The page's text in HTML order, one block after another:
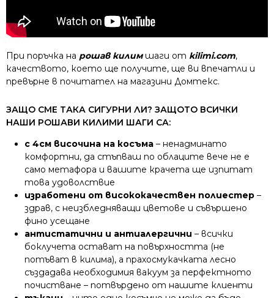
При поръчка на рошав килимшаги от kilimi.com,
качеството, което ще получите, ще ви впечатли и
превърне в почитател на магазини Домтекс.
ЗАЩО СМЕ ТАКА СИГУРНИ ЛИ? ЗАЩОТО ВСИЧКИ
НАШИ РОШАВИ КИЛИМИ ШАГИ СА:
с 4см височина на косъма – ненадминато
комфортни, да стъпваш по облаците вече не е
само метафора и вашите крачета ще изпитат
това удоволствие
изработени от висококачествен полиестер –
здрав, с неизбледняващи цветове и съвършено
фино усещане
антистатични и антиалергични – всички
боклучета остават на повърхността (не
потъват в килима), а прахосмукачката лесно
създадава необходимия вакуум за перфектното
почистване – потвърдено от нашите клиенти